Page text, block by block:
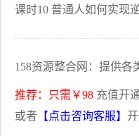
课时10 普通人如何实现
158资源整合网：提供各
推荐：只需￥98 充值开
或者 【点击咨询客服】